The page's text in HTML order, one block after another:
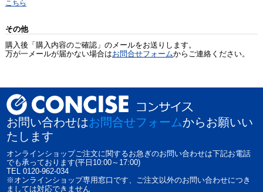
こちら
その他
購入後「購入内容のご確認」のメールをお送りします。
万が一メールが届かない場合はお問合せフォームからご連絡ください。
お問い合わせはお問合せフォームからお願いい
たします
オンラインショップご注文に関するお急ぎのお問い合わせは下記お電話
でも承っております(平日10:00～17:00)
TEL 0120-962-034
※オンラインショップ専用窓口です、ご注文以外のお問い合わせにつき
ましては対応できません